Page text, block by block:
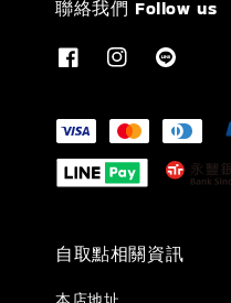
聯絡我們 Follow us
自取點相關資訊